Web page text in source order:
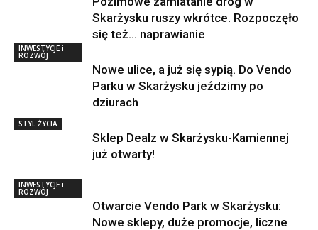
Skarżysku ruszy wkrótce. Rozpoczęło
się też… naprawianie
INWESTYCJE i
ROZWÓJ
Nowe ulice, a już się sypią. Do Vendo
Parku w Skarżysku jeździmy po
dziurach
STYL ŻYCIA
Sklep Dealz w Skarżysku-Kamiennej
już otwarty!
INWESTYCJE i
ROZWÓJ
Otwarcie Vendo Park w Skarżysku:
Nowe sklepy, duże promocje, liczne